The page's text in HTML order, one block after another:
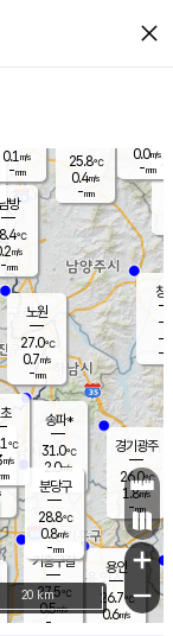
close
용인
26.7℃
0.6m/s
경기광주
26.0℃
1.8m/s
-mm
25.8℃
0.4m/s
-mm
창
-
-m/
-
0.0m/s
-mm
노원
27.0℃
0.7m/s
-mm
송파*
31.0℃
2.0m/s
-mm
℃
m/s
mm
남방
℃
m/s
-mm
기흥구갈
27.5℃
0.5m/s
-
분당구
28.8℃
0.8m/s
-mm
0.1 m/s
-mm
+
−
20 km